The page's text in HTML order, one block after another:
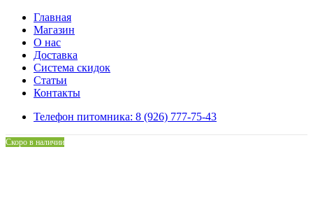
Главная
Магазин
О нас
Доставка
Система скидок
Статьи
Контакты
Телефон питомника: 8 (926) 777-75-43
Скоро в наличии